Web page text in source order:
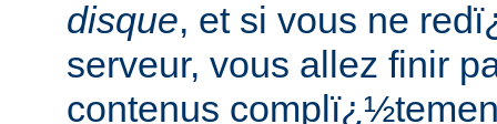
disque, et si vous ne
serveur, vous allez finir
contenus